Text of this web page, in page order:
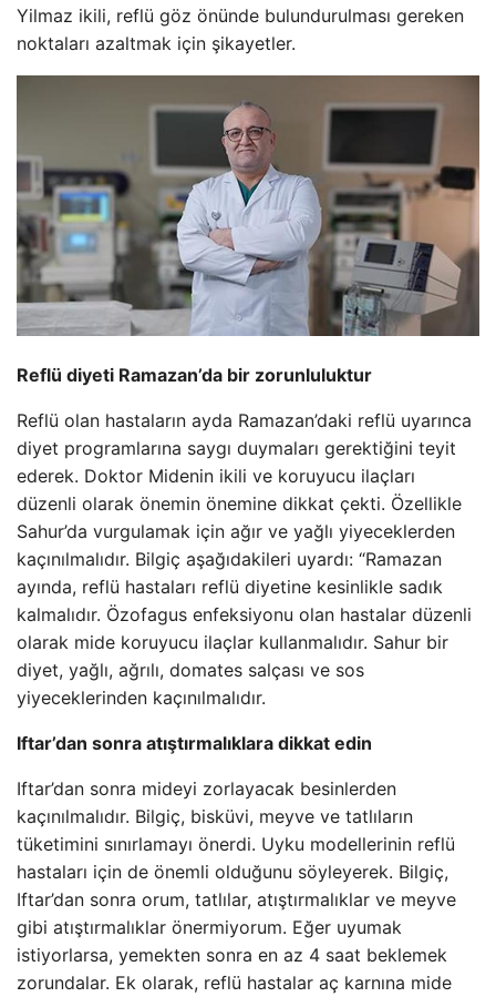
Yilmaz ikili, reflü göz önünde bulundurulması gereken
noktaları azaltmak için şikayetler.
Reflü diyeti Ramazan’da bir zorunluluktur
Reflü olan hastaların ayda Ramazan’daki reflü uyarınca
diyet programlarına saygı duymaları gerektiğini teyit
ederek. Doktor Midenin ikili ve koruyucu ilaçları
düzenli olarak önemin önemine dikkat çekti. Özellikle
Sahur’da vurgulamak için ağır ve yağlı yiyeceklerden
kaçınılmalıdır. Bilgiç aşağıdakileri uyardı: “Ramazan
ayında, reflü hastaları reflü diyetine kesinlikle sadık
kalmalıdır. Özofagus enfeksiyonu olan hastalar düzenli
olarak mide koruyucu ilaçlar kullanmalıdır. Sahur bir
diyet, yağlı, ağrılı, domates salçası ve sos
yiyeceklerinden kaçınılmalıdır.
Iftar’dan sonra atıştırmalıklara dikkat edin
Iftar’dan sonra mideyi zorlayacak besinlerden
kaçınılmalıdır. Bilgiç, bisküvi, meyve ve tatlıların
tüketimini sınırlamayı önerdi. Uyku modellerinin reflü
hastaları için de önemli olduğunu söyleyerek. Bilgiç,
Iftar’dan sonra orum, tatlılar, atıştırmalıklar ve meyve
gibi atıştırmalıklar önermiyorum. Eğer uyumak
istiyorlarsa, yemekten sonra en az 4 saat beklemek
zorundalar. Ek olarak, reflü hastalar aç karnına mide